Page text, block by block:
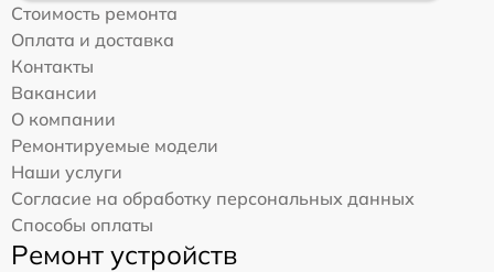
Стоимость ремонта
Оплата и доставка
Контакты
Вакансии
О компании
Ремонтируемые модели
Наши услуги
Согласие на обработку персональных данных
Способы оплаты
Ремонт устройств